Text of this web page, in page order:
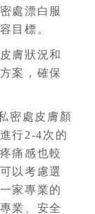
處漂白服
目標。
膚狀況和
案，確保
密處皮膚顏
行2-4次的
痛感也較
以考慮選
家專業的
業、安全